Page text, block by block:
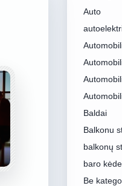
Auto
Baldai
Balkonu
balkonų
baro
Be